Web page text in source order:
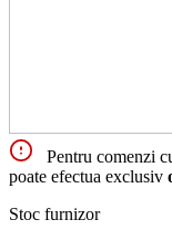
Pentru comenzi
poate efectua exclusiv
Stoc furnizor